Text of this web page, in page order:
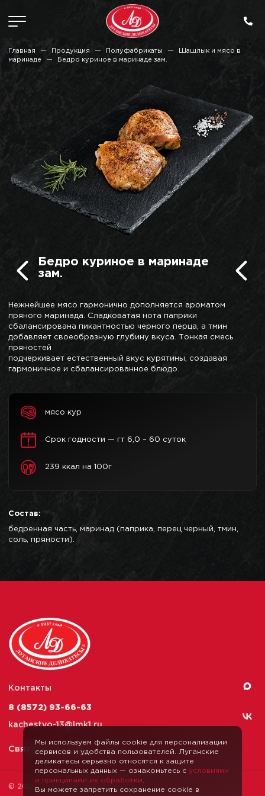
Мы используем файлы cookie для персонализации
сервисов и удобства пользователей. Луганские
деликатесы серьезно относятся к защите
персональных данных — ознакомьтесь с условиями
и принципами их обработки
Вы можете запретить сохранение cookie в
Главная Продукция Полуфабрикаты
Шашлык и мясо в
маринаде
Бедро куриное в маринаде зам.
Бедро куриное в маринаде
зам.
Нежнейшее мясо гармонично дополняется ароматом
пряного маринада. Сладковатая нота паприки
сбалансирована пикантностью черного перца, а тмин
добавляет своеобразную глубину вкуса. Тонкая смесь
пряностей
подчеркивает естественный вкус курятины, создавая
гармоничное и сбалансированное блюдо.
мясо кур
Срок годности — гт 6,0 – 60 суток
239 ккал на 100г
Состав:
бедренная часть, маринад (паприка, перец черный, тмин,
соль, пряности).
Контакты
8 (8572) 93-66-63
kachestvo-13@lmk1.ru
Связаться с нами
© 2026 Луганские Деликатесы